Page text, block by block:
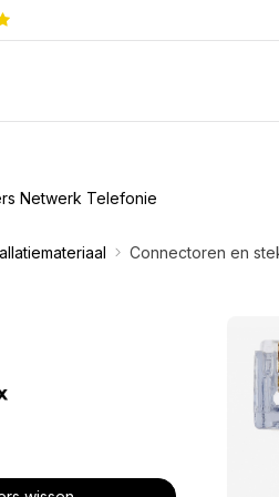
Netwerk Telefonie
Connectoren en